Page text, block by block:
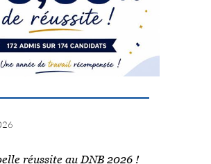
réussite au DNB 2026 !